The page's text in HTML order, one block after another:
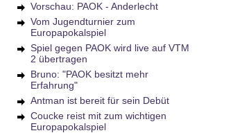
Vorschau: PAOK - Anderlecht
Vom Jugendturnier zum
Europapokalspiel
Spiel gegen PAOK wird live auf VTM
2 übertragen
Bruno: "PAOK besitzt mehr
Erfahrung"
Antman ist bereit für sein Debüt
Coucke reist mit zum wichtigen
Europapokalspiel